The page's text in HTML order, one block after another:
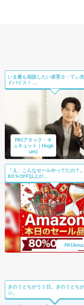
いま最も相談したい保育士・てぃ
ドバイス！ ...
PR(アタック・キ
ュキュット｜Hugk
um)
「え、こんなセールやってたの？」
80％OFF以上が...
きのうとちがう１日。きのうとち
シ。